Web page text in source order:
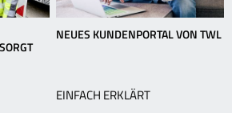
NEUES KUNDENPORTAL VON TWL
EINFACH ERKLÄRT